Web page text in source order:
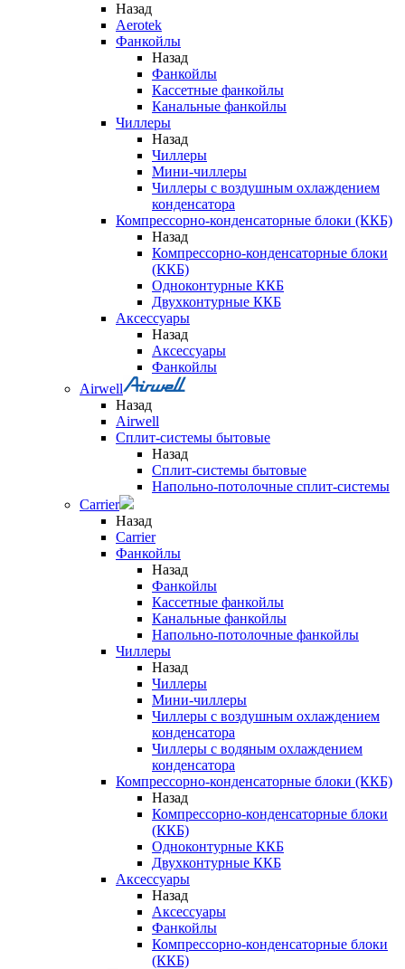
Назад
Aerotek
Фанкойлы
Назад
Фанкойлы
Кассетные фанкойлы
Канальные фанкойлы
Чиллеры
Назад
Чиллеры
Мини-чиллеры
Чиллеры с воздушным охлаждением
конденсатора
Компрессорно-конденсаторные блоки (ККБ)
Назад
Компрессорно-конденсаторные блоки
(ККБ)
Одноконтурные ККБ
Двухконтурные ККБ
Аксессуары
Назад
Аксессуары
Фанкойлы
Airwell
Назад
Airwell
Сплит-системы бытовые
Назад
Сплит-системы бытовые
Напольно-потолочные сплит-системы
Carrier
Назад
Carrier
Фанкойлы
Назад
Фанкойлы
Кассетные фанкойлы
Канальные фанкойлы
Напольно-потолочные фанкойлы
Чиллеры
Назад
Чиллеры
Мини-чиллеры
Чиллеры с воздушным охлаждением
конденсатора
Чиллеры с водяным охлаждением
конденсатора
Компрессорно-конденсаторные блоки (ККБ)
Назад
Компрессорно-конденсаторные блоки
(ККБ)
Одноконтурные ККБ
Двухконтурные ККБ
Аксессуары
Назад
Аксессуары
Фанкойлы
Компрессорно-конденсаторные блоки
(ККБ)